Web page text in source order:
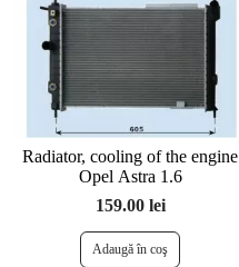
Radiator, cooling of the engine
Opel Astra 1.6
159.00 lei